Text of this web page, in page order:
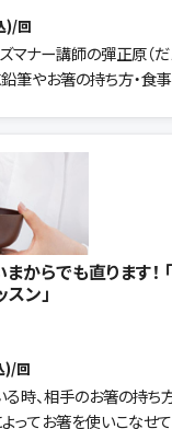
反な事をしていたりと 知らず知
の使い方 ● 食
イント3つ！ 基本を身に付けてい
えで最も大切なことです。 作って
現われます。 「マナー」は＝「一生
に付きま
一緒に習得していきましょ
)/回
マナー講師の彈正原（だ
筆やお箸の持ち方・食
タッフの研修などに携わ
あれば、一方的に話される
暗～い 自身のなさがに
後、電話が鳴るたびドキド
しまう ✔ どう対応していいの
まからでも直ります
ン」
)/回
る時、相手のお箸の持ち